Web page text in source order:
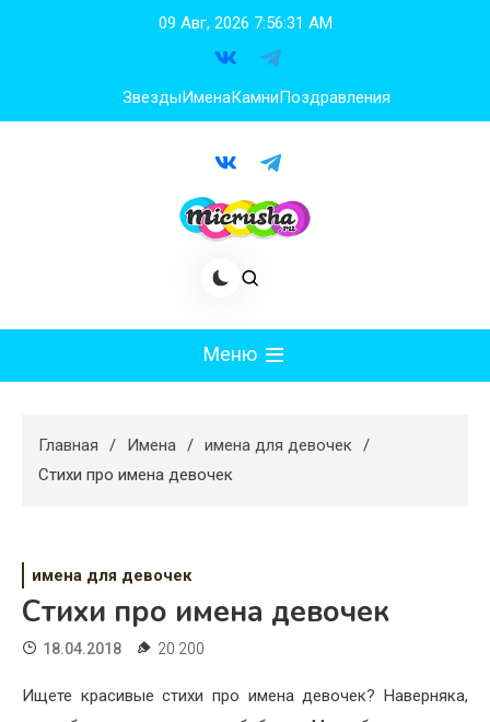
09 Авг, 2026 7:56:31 AM
ЗвездыИменаКамниПоздравления
Меню
Худеем
Свадьба
Дом
Жизнь
Главная Имена
имена для девочек
Стихи про имена девочек
имена для девочек
Стихи про имена девочек
18.04.2018 20 200
Ищете красивые стихи про имена девочек? Наверняка,